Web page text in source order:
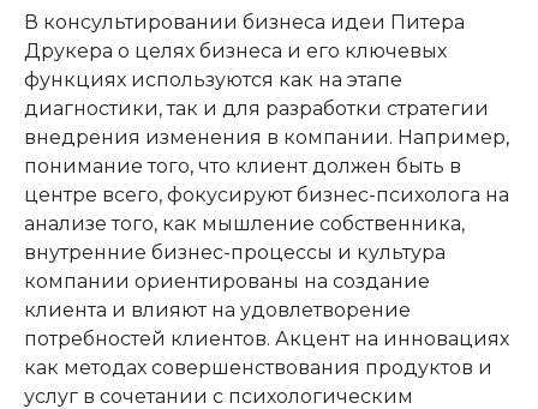
В консультировании бизнеса идеи Питера
Друкера о целях бизнеса и его ключевых
функциях используются как на этапе
диагностики, так и для разработки стратегии
внедрения изменения в компании. Например,
понимание того, что клиент должен быть в
центре всего, фокусируют бизнес-психолога на
анализе того, как мышление собственника,
внутренние бизнес-процессы и культура
компании ориентированы на создание
клиента и влияют на удовлетворение
потребностей клиентов. Акцент на инновациях
как методах совершенствования продуктов и
услуг в сочетании с психологическим